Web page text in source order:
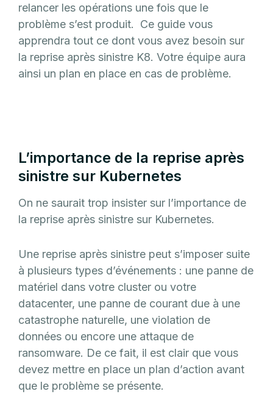
relancer les opérations une fois que le
problème s’est produit. Ce guide vous
apprendra tout ce dont vous avez besoin sur
la reprise après sinistre K8. Votre équipe aura
ainsi un plan en place en cas de problème.
L’importance de la reprise après
sinistre sur Kubernetes
On ne saurait trop insister sur l’importance de
la reprise après sinistre sur Kubernetes.
Une reprise après sinistre peut s’imposer suite
à plusieurs types d’événements : une panne de
matériel dans votre cluster ou votre
datacenter, une panne de courant due à une
catastrophe naturelle, une violation de
données ou encore une attaque de
ransomware. De ce fait, il est clair que vous
devez mettre en place un plan d’action avant
que le problème se présente.